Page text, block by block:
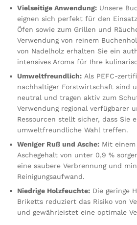
Vielseitige Anwendung: Unsere
eignen sich perfekt für den
Öfen sowie zum Grillen und
Verwendung von reinem
von Nadelholz erhalten Sie ein
intensives Aroma für Ihre
Umweltfreundlich: Als PEFC-
nachhaltiger Forstwirtschaft sind
neutral und tragen aktiv zum
Verwendung regional verfügbarer
Ressourcen stellt sicher, dass Sie
umweltfreundliche Wahl treffen.
Weniger Ruß und Asche: Mit
Aschegehalt von unter 0,9 %
eine saubere Verbrennung und
Reinigungsaufwand.
Niedrige Holzfeuchte: Die geringe
Briketts reduziert das Risiko von
und gewährleistet eine optimale